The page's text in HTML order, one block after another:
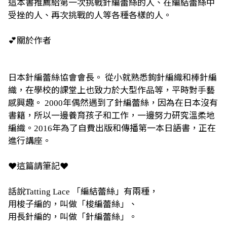
受挫的人、再次挑戰的人等各種各樣的人。
💕關於作者
日本針編蕾絲協會會長。 從小就熟悉鉤針編織和棒針編
織，在學校的課堂上也致力於大型作品等，平時對手藝
感興趣。 2000年偶然遇到了針編蕾絲，因為在日本沒有
書籍，所以一邊養育孩子和工作，一邊努力研究溫柔地
編織。 2016年為了自費出版和傳播第一本日語書，正在
進行講座。
❤️這篇請筆記❤️
話說Tatting Lace
「編結蕾絲」有兩種，
用梭子編的，叫做「梭編蕾絲」、
用長針編的，叫做「針編蕾絲」。